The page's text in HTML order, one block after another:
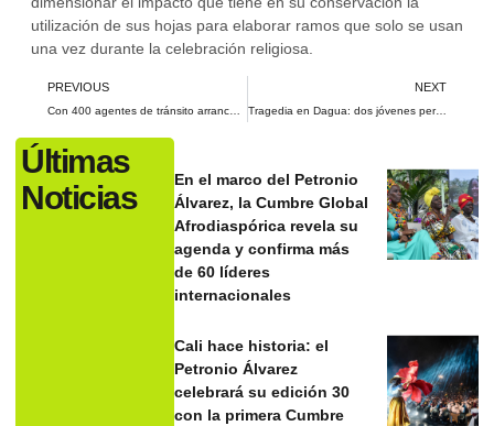
utilización de sus hojas para elaborar ramos que solo se usan
una vez durante la celebración religiosa.
PREVIOUS NEXT
Tragedia en Dagua: dos jóvenes perdieron la vida tras el derrumbe de su casa
Últimas
Noticias
En el marco del Petronio
Álvarez, la Cumbre Global
Afrodiaspórica revela su
agenda y confirma más
de 60 líderes
internacionales
Cali hace historia: el
Petronio Álvarez
celebrará su edición 30
con la primera Cumbre